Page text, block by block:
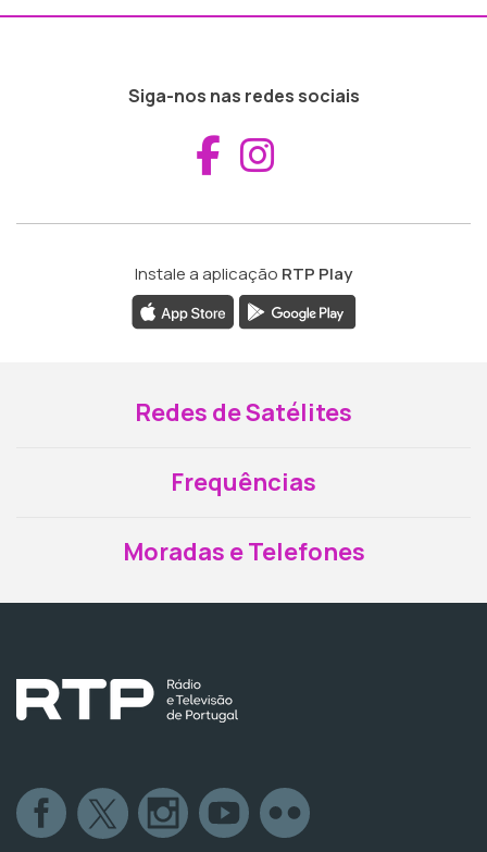
Siga-nos nas redes sociais
Aceder ao
Instale a aplicação RTP Play
Redes de Satélites
Frequências
Moradas e Telefones